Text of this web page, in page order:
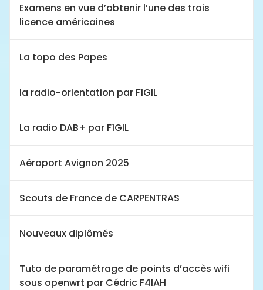
Examens en vue d’obtenir l’une des trois
licence américaines
La topo des Papes
la radio-orientation par F1GIL
La radio DAB+ par F1GIL
Aéroport Avignon 2025
Scouts de France de CARPENTRAS
Nouveaux diplômés
Tuto de paramétrage de points d’accès wifi
sous openwrt par Cédric F4IAH